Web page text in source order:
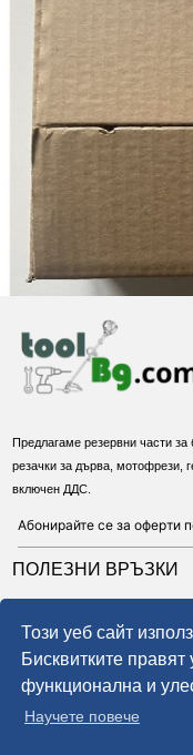
Този уеб сайт
Бисквитките правят
функционална и
Научете повече
Предлагаме резервни части
резачки за дърва, мотофрези,
включен ДДС.
ПОЛЕЗНИ ВРЪЗКИ
Условия
Доставка